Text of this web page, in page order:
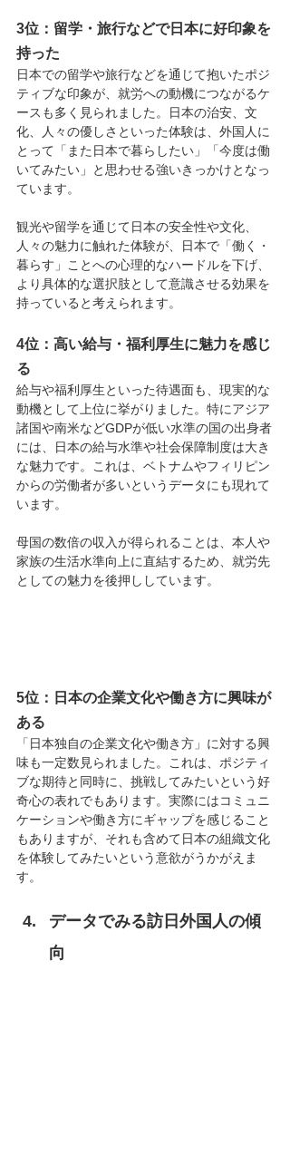
3位： 留学・旅行などで日本に好印象を
持った
日本での留学や旅行などを通じて抱いたポジ
ティブな印象が、就労への動機につながるケ
ースも多く見られました。日本の治安、文
化、人々の優しさといった体験は、外国人に
とって「また日本で暮らしたい」「今度は働
いてみたい」と思わせる強いきっかけとなっ
ています。
観光や留学を通じて日本の安全性や文化、
人々の魅力に触れた体験が、日本で「働く・
暮らす」ことへの心理的なハードルを下げ、
より具体的な選択肢として意識させる効果を
持っていると考えられます。
4位：高い給与・福利厚生に魅力を感じ
る
給与や福利厚生といった待遇面も、現実的な
動機として上位に挙がりました。特にアジア
諸国や南米などGDPが低い水準の国の出身者
には、日本の給与水準や社会保障制度は大き
な魅力です。これは、ベトナムやフィリピン
からの労働者が多いというデータにも現れて
います。
母国の数倍の収入が得られることは、本人や
家族の生活水準向上に直結するため、就労先
としての魅力を後押ししています。
5位： 日本の企業文化や働き方に興味が
ある
「日本独自の企業文化や働き方」に対する興
味も一定数見られました。これは、ポジティ
ブな期待と同時に、挑戦してみたいという好
奇心の表れでもあります。実際にはコミュニ
ケーションや働き方にギャップを感じること
もありますが、それも含めて日本の組織文化
を体験してみたいという意欲がうかがえま
す。
データでみる訪日外国人の傾
向